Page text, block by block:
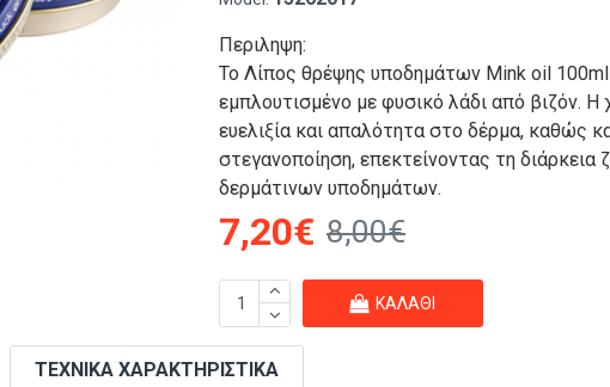
Περιληψη:
To Λίπος θρέψης υποδημάτων Mink oil 100ml
εμπλουτισμένο με φυσικό λάδι από βιζόν. Η
ευελιξία και απαλότητα στο δέρμα, καθώς
στεγανοποίηση, επεκτείνοντας τη
δερμάτινων υποδημάτων.
7,20€ 8,00€
ΚΑΛΆΘΙ
ΤΕΧΝΙΚΆ ΧΑΡΑΚΤΗΡΙΣΤΙΚΆ